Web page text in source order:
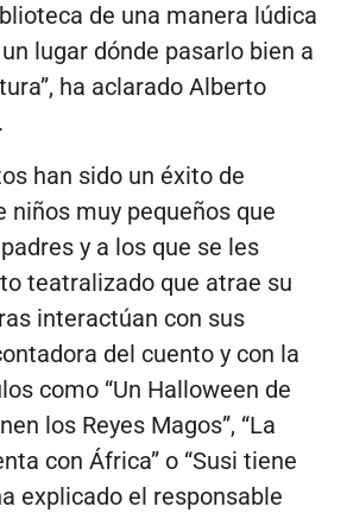
de una manera lúdica
lugar dónde pasarlo bien a
ha aclarado Alberto
han sido un éxito de
niños muy pequeños que
y a los que se les
teatralizado que atrae su
interactúan con sus
del cuento y con la
como “Un Halloween de
los Reyes Magos”, “La
con África” o “Susi tiene
explicado el responsable